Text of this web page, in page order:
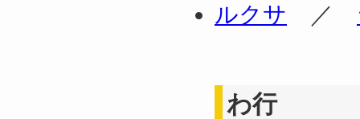
ルクサ ／
わ行